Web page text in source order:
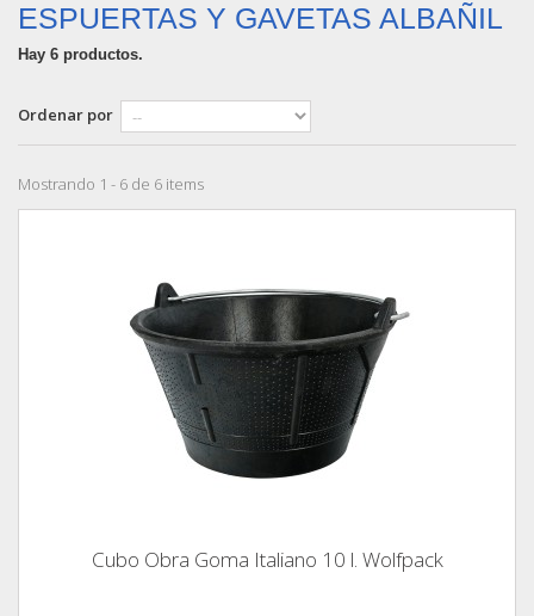
ESPUERTAS Y GAVETAS ALBAÑIL
Hay 6 productos.
Ordenar por
Mostrando 1 - 6 de 6 items
Cubo Obra Goma Italiano 10 l. Wolfpack